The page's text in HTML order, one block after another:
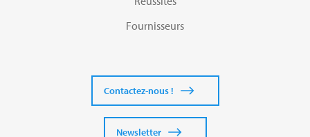
Fournisseurs
Contactez-nous !
Newsletter